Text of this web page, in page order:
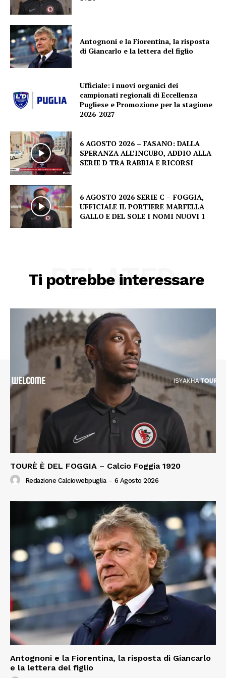
Antognoni e la Fiorentina, la risposta
di Giancarlo e la lettera del figlio
Ufficiale: i nuovi organici dei
campionati regionali di Eccellenza
Pugliese e Promozione per la stagione
2026-2027
6 AGOSTO 2026 – FASANO: DALLA
SPERANZA ALL’INCUBO, ADDIO ALLA
SERIE D TRA RABBIA E RICORSI
6 AGOSTO 2026 SERIE C – FOGGIA,
UFFICIALE IL PORTIERE MARFELLA
GALLO E DEL SOLE I NOMI NUOVI 1
Ti potrebbe interessare
RELATED
TOURÈ È DEL FOGGIA – Calcio Foggia 1920
Redazione Calciowebpuglia - 6 Agosto 2026
Antognoni e la Fiorentina, la risposta di Giancarlo
e la lettera del figlio